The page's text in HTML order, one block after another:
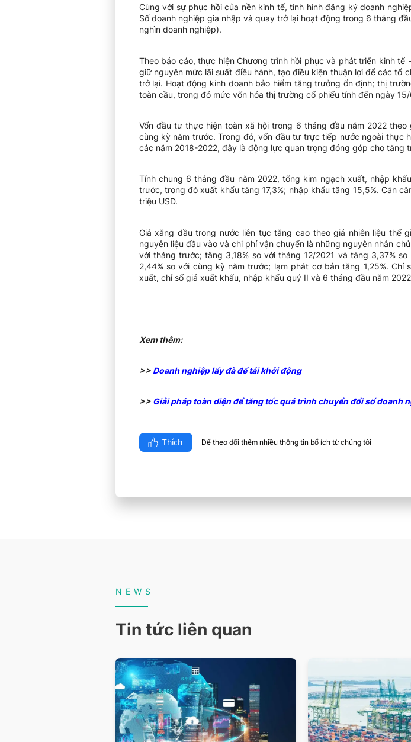
Cùng với sự phục hồi của nền kinh tế, tình hình đăng ký doanh
Số doanh nghiệp gia nhập và quay trở lại hoạt động trong 6 tháng
nghìn doanh nghiệp).
Theo báo cáo, thực hiện Chương trình hồi phục và phát triển kinh
giữ nguyên mức lãi suất điều hành, tạo điều kiện thuận lợi để các tổ
trở lại. Hoạt động kinh doanh bảo hiểm tăng trưởng ổn định; thị
toàn cầu, trong đó mức vốn hóa thị trường cổ phiếu tính đến ngày
Vốn đầu tư thực hiện toàn xã hội trong 6 tháng đầu năm 2022
cùng kỳ năm trước. Trong đó, vốn đầu tư trực tiếp nước ngoài thực
các năm 2018-2022, đây là động lực quan trọng đóng góp cho tăng
Tính chung 6 tháng đầu năm 2022, tổng kim ngạch xuất, nhập
trước, trong đó xuất khẩu tăng 17,3%; nhập khẩu tăng 15,5%. Cán
triệu USD.
Giá xăng dầu trong nước liên tục tăng cao theo giá nhiên liệu thế
nguyên liệu đầu vào và chi phí vận chuyển là những nguyên nhân
với tháng trước; tăng 3,18% so với tháng 12/2021 và tăng 3,37%
2,44% so với cùng kỳ năm trước; lạm phát cơ bản tăng 1,25%.
xuất, chỉ số giá xuất khẩu, nhập khẩu quý II và 6 tháng đầu năm
Xem thêm:
>> Doanh nghiệp lấy đà để tái khởi động
>> Giải pháp toàn diện để tăng tốc quá trình chuyển đổi số doanh
Thích Để theo dõi thêm nhiều thông tin bổ ích từ chúng tôi​
NEWS
Tin tức liên quan